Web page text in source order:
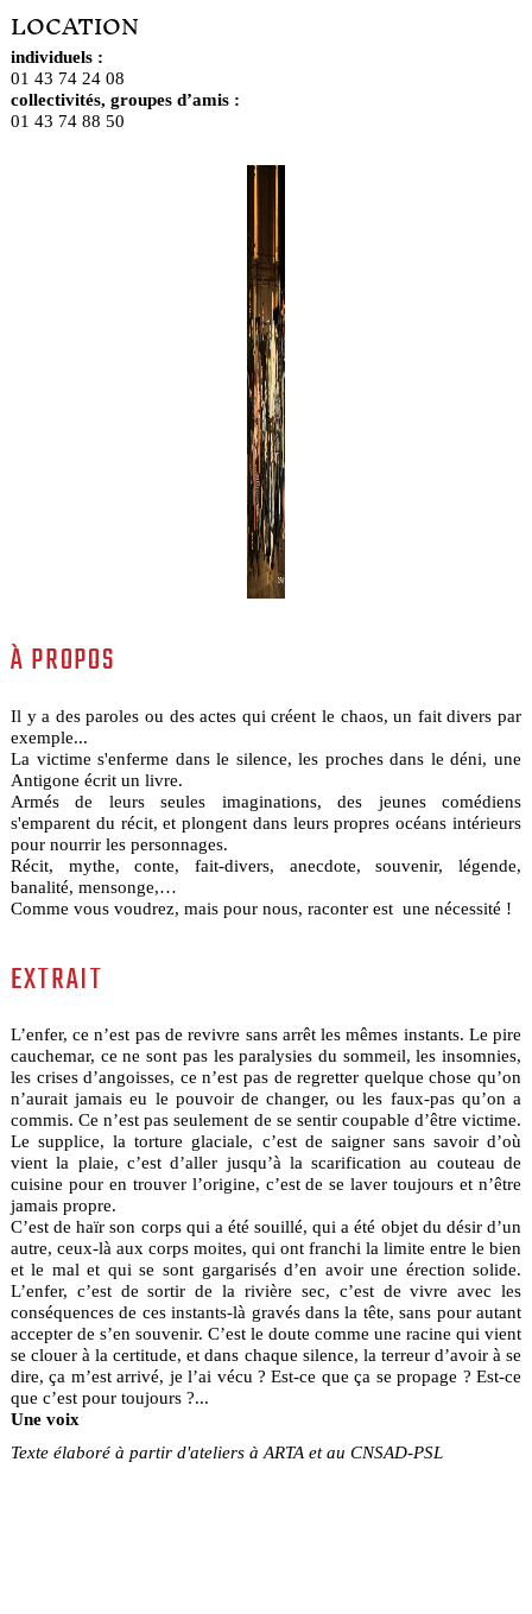
LOCATION
individuels :
01 43 74 24 08
collectivités, groupes d’amis :
01 43 74 88 50
À PROPOS
Il y a des paroles ou des actes qui créent le chaos, un fait divers par
exemple...
La victime s'enferme dans le silence, les proches dans le déni, une
Antigone écrit un livre.
Armés de leurs seules imaginations, des jeunes comédiens
s'emparent du récit, et plongent dans leurs propres océans intérieurs
pour nourrir les personnages.
Récit, mythe, conte, fait-divers, anecdote, souvenir, légende,
banalité, mensonge,…
Comme vous voudrez, mais pour nous, raconter est une nécessité !
EXTRAIT
L’enfer, ce n’est pas de revivre sans arrêt les mêmes instants. Le pire
cauchemar, ce ne sont pas les paralysies du sommeil, les insomnies,
les crises d’angoisses, ce n’est pas de regretter quelque chose qu’on
n’aurait jamais eu le pouvoir de changer, ou les faux-pas qu’on a
commis. Ce n’est pas seulement de se sentir coupable d’être victime.
Le supplice, la torture glaciale, c’est de saigner sans savoir d’où
vient la plaie, c’est d’aller jusqu’à la scarification au couteau de
cuisine pour en trouver l’origine, c’est de se laver toujours et n’être
jamais propre.
C’est de haïr son corps qui a été souillé, qui a été objet du désir d’un
autre, ceux-là aux corps moites, qui ont franchi la limite entre le bien
et le mal et qui se sont gargarisés d’en avoir une érection solide.
L’enfer, c’est de sortir de la rivière sec, c’est de vivre avec les
conséquences de ces instants-là gravés dans la tête, sans pour autant
accepter de s’en souvenir. C’est le doute comme une racine qui vient
se clouer à la certitude, et dans chaque silence, la terreur d’avoir à se
dire, ça m’est arrivé, je l’ai vécu ? Est-ce que ça se propage ? Est-ce
que c’est pour toujours ?...
Une voix
Texte élaboré à partir d'ateliers à ARTA et au CNSAD-PSL